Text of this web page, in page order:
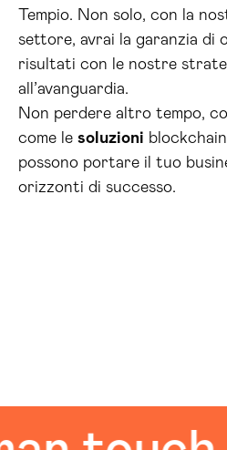
Tempio. Non solo, con la
settore, avrai la garanzia di
risultati con le nostre
all’avanguardia.
Non perdere altro tempo,
come le soluzioni
possono portare il tuo
orizzonti di successo.